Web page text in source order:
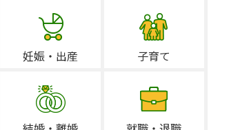
妊娠・出産 子育て